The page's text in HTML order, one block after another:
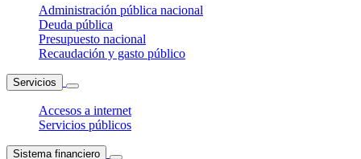
Administración pública nacional
Deuda pública
Presupuesto nacional
Recaudación y gasto público
Servicios
Accesos a internet
Servicios públicos
Sistema financiero